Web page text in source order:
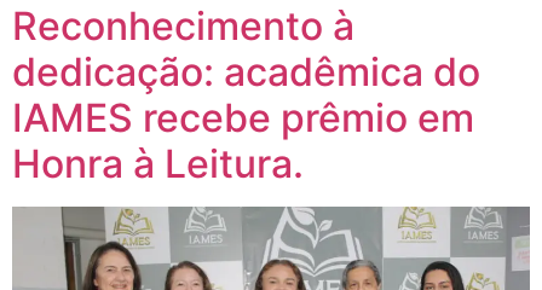
Reconhecimento à
dedicação: acadêmica do
IAMES recebe prêmio em
Honra à Leitura.